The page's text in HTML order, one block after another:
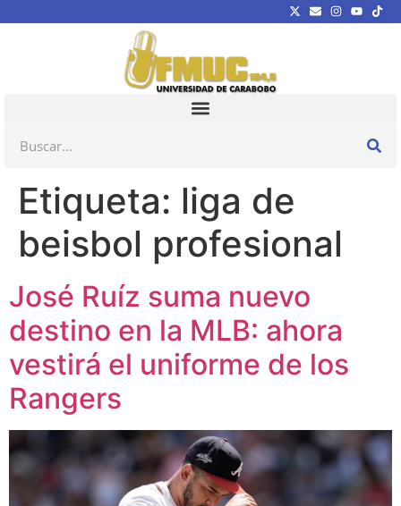
Etiqueta: liga de
beisbol profesional
José Ruíz suma nuevo
destino en la MLB: ahora
vestirá el uniforme de los
Rangers